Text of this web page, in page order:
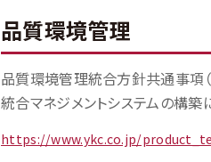
品質環境管理
品質環境管理統合方針共通事項
統合マネジメントシステムの構築
https://www.ykc.co.jp/